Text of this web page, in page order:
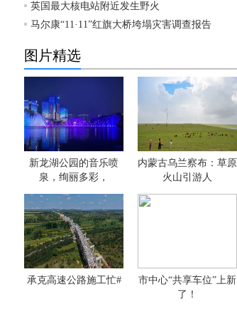
英国最大核电站附近发生野火
马尔康“11·11”红旗大桥垮塌灾害调查报告
图片精选
新龙湖公园的音乐喷
泉，绚丽多彩，
内蒙古乌兰察布：草原
火山引游人
承克高速公路施工忙#
市中心“共享车位”上新
了！